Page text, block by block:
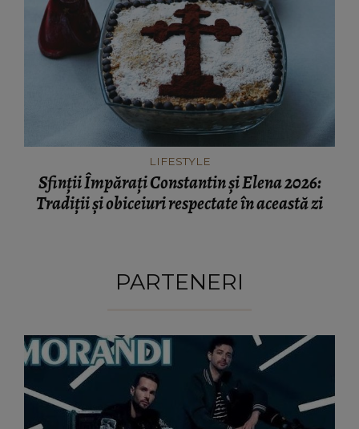
LIFESTYLE
Sfinții Împărați Constantin și Elena 2026:
Tradiții și obiceiuri respectate în această zi
PARTENERI